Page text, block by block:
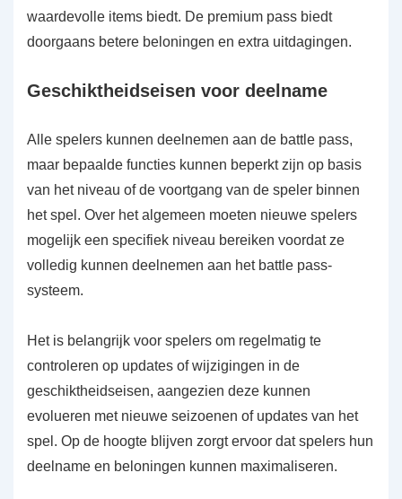
waardevolle items biedt. De premium pass biedt
doorgaans betere beloningen en extra uitdagingen.
Geschiktheidseisen voor deelname
Alle spelers kunnen deelnemen aan de battle pass,
maar bepaalde functies kunnen beperkt zijn op basis
van het niveau of de voortgang van de speler binnen
het spel. Over het algemeen moeten nieuwe spelers
mogelijk een specifiek niveau bereiken voordat ze
volledig kunnen deelnemen aan het battle pass-
systeem.
Het is belangrijk voor spelers om regelmatig te
controleren op updates of wijzigingen in de
geschiktheidseisen, aangezien deze kunnen
evolueren met nieuwe seizoenen of updates van het
spel. Op de hoogte blijven zorgt ervoor dat spelers hun
deelname en beloningen kunnen maximaliseren.